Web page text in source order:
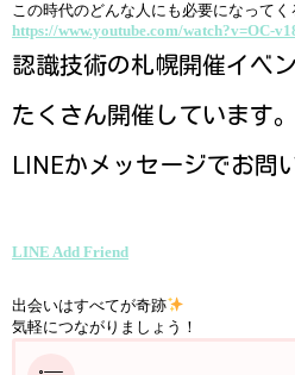
この時代のどんな人にも必要になってく
https://www.youtube.com/watch?v=OC-
認識技術の札幌開催イベ
たくさん開催しています。
LINEかメッセージでお問
LINE Add Friend
出会いはすべてが奇跡
気軽につながりましょう！